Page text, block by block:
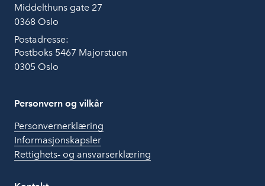
Middelthuns gate 27
0368 Oslo
Postadresse:
Postboks 5467 Majorstuen
0305 Oslo
Personvern og vilkår
Personvernerklæring
Informasjonskapsler
Rettighets- og ansvarserklæring